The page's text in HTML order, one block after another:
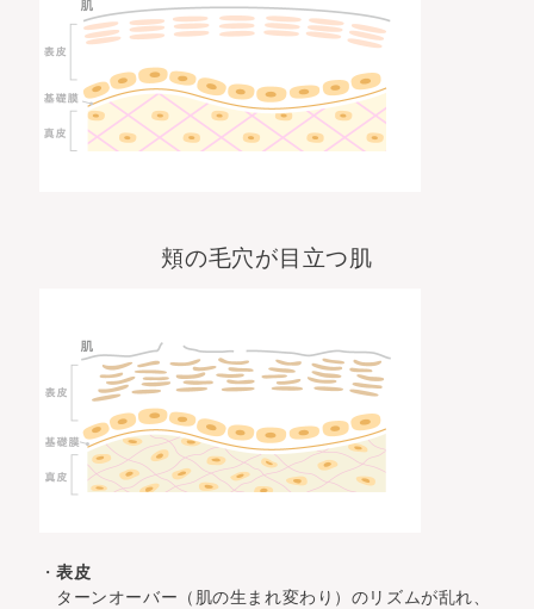
頬の毛穴が目立つ肌
表皮
ターンオーバー（肌の生まれ変わり）のリズムが乱れ、